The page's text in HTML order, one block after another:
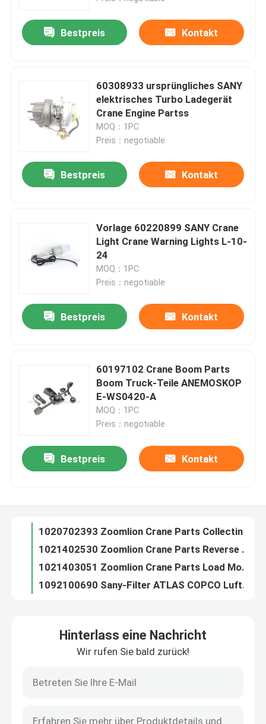
Produkte
Über uns
Qualitätskontrolle
Kontakt
Referenzen
Ersatzteile des Kranes
Crane Electrical Parts
Bestpreis Kontakt
60308933 ursprüngliches SANY
elektrisches Turbo Ladegerät
Crane Engine Partss
MOQ：1PC
Preis：negotiable
Bestpreis Kontakt
Vorlage 60220899 SANY Crane
Light Crane Warning Lights L-10-
24
MOQ：1PC
Preis：negotiable
Bestpreis Kontakt
60197102 Crane Boom Parts
Boom Truck-Teile ANEMOSKOP
E-WS0420-A
MOQ：1PC
Preis：negotiable
Bestpreis Kontakt
1020702393 Zoomlion Crane Parts Collecting Crane Ring IOS9001
Ursprüngliches 142599000048A Crane Remote Control Switch B-S-5025-TN
Hinterlass eine Nachricht
Wir rufen Sie bald zurück!